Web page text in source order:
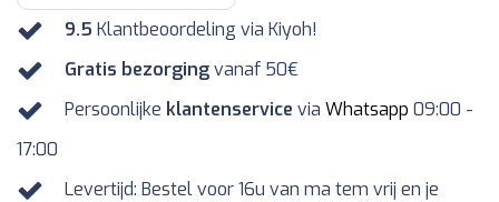
9.5 Klantbeoordeling via Kiyoh!
Gratis bezorgingvanaf 50€
Persoonlijke klantenservice via Whatsapp 09:00 -
17:00
Levertijd: Bestel voor 16u van ma tem vrij en je